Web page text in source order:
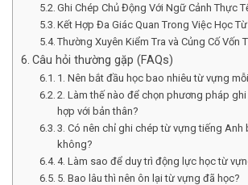
Ghi Chép Chủ Động Với Ngữ Cảnh Thực
Kết Hợp Đa Giác Quan Trong Việc Học
Thường Xuyên Kiểm Tra và Củng Cố Vốn
Câu hỏi thường gặp (FAQs)
1. Nên bắt đầu học bao nhiêu từ vựng
2. Làm thế nào để chọn phương pháp
hợp với bản thân?
3. Có nên chỉ ghi chép từ vựng tiếng Anh
không?
4. Làm sao để duy trì động lực học từ
5. Bao lâu thì nên ôn lại từ vựng đã học?